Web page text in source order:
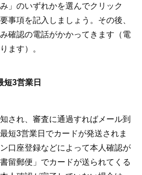
」のいずれかを選んでクリック
事項を記入しましょう。その後、
確認の電話がかかってきます（電
ます）。
短3営業日
され、審査に通過すればメール到
短3営業日でカードが発送されま
口座登録などによって本人確認が
留郵便」でカードが送られてくる